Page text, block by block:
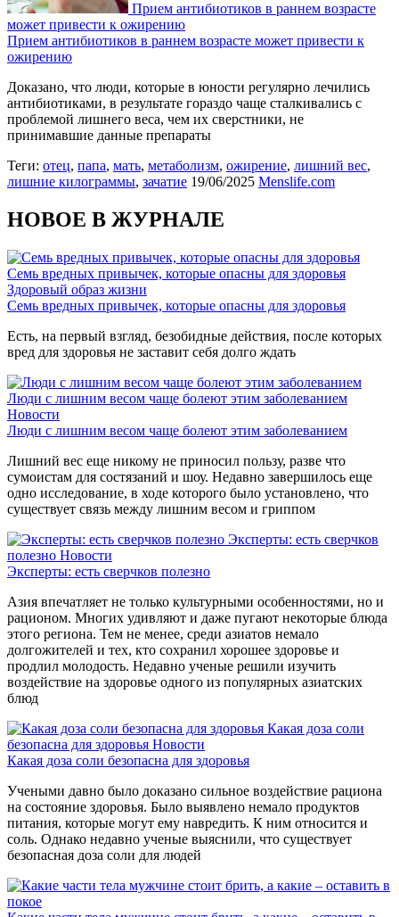
Прием антибиотиков в раннем возрасте
может привести к ожирению
Прием антибиотиков в раннем возрасте может привести к
ожирению
Доказано, что люди, которые в юности регулярно лечились
антибиотиками, в результате гораздо чаще сталкивались с
проблемой лишнего веса, чем их сверстники, не
принимавшие данные препараты
Теги: отец, папа, мать, метаболизм, ожирение, лишний вес,
лишние килограммы, зачатие 19/06/2025 Menslife.com
НОВОЕ В ЖУРНАЛЕ
Семь вредных привычек, которые опасны для здоровья
Здоровый образ жизни
Семь вредных привычек, которые опасны для здоровья
Есть, на первый взгляд, безобидные действия, после которых
вред для здоровья не заставит себя долго ждать
Люди с лишним весом чаще болеют этим заболеванием
Новости
Люди с лишним весом чаще болеют этим заболеванием
Лишний вес еще никому не приносил пользу, разве что
сумоистам для состязаний и шоу. Недавно завершилось еще
одно исследование, в ходе которого было установлено, что
существует связь между лишним весом и гриппом
Эксперты: есть сверчков
полезно Новости
Эксперты: есть сверчков полезно
Азия впечатляет не только культурными особенностями, но и
рационом. Многих удивляют и даже пугают некоторые блюда
этого региона. Тем не менее, среди азиатов немало
долгожителей и тех, кто сохранил хорошее здоровье и
продлил молодость. Недавно ученые решили изучить
воздействие на здоровье одного из популярных азиатских
блюд
Какая доза соли
безопасна для здоровья Новости
Какая доза соли безопасна для здоровья
Учеными давно было доказано сильное воздействие рациона
на состояние здоровья. Было выявлено немало продуктов
питания, которые могут ему навредить. К ним относится и
соль. Однако недавно ученые выяснили, что существует
безопасная доза соли для людей